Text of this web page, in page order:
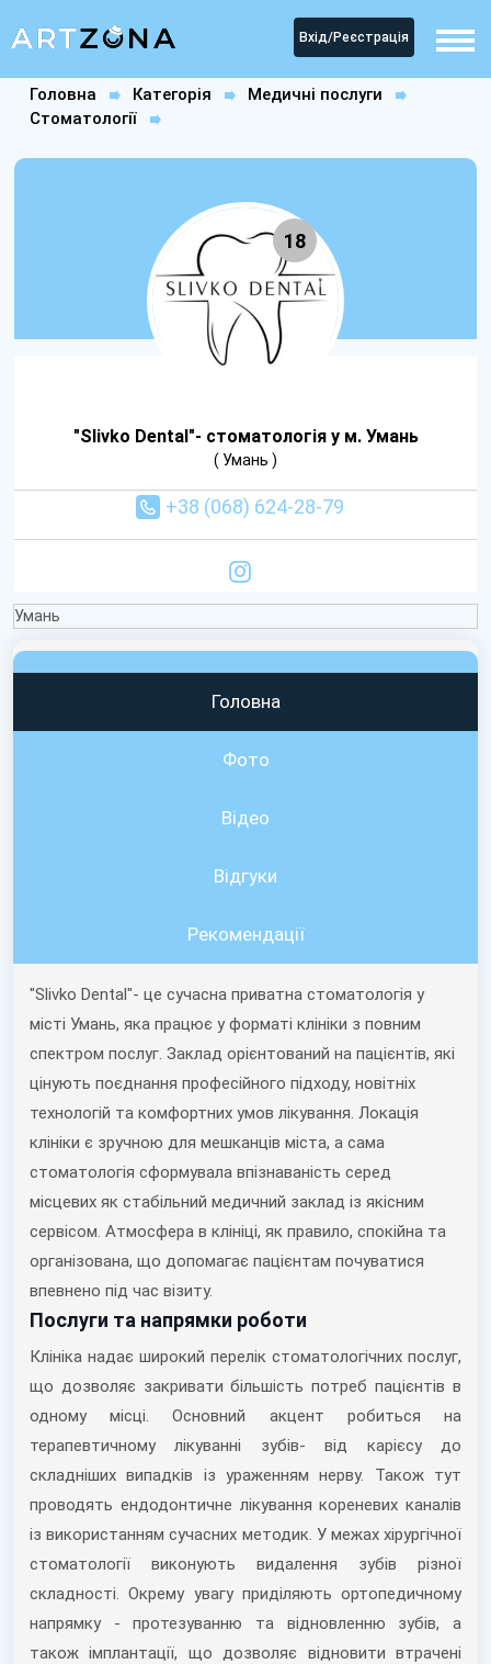
Вхід/Реєстрація
Головна Категорія
Медичні послуги
Стоматології
18
"Slivko Dental"- стоматологія у м. Умань
( Умань )
+38 (068) 624-28-79
Умань
Головна
Фото
Відео
Вiдгуки
Рекомендації
"Slivko Dental"- це сучасна приватна стоматологія у
місті Умань, яка працює у форматі клініки з повним
спектром послуг. Заклад орієнтований на пацієнтів, які
цінують поєднання професійного підходу, новітніх
технологій та комфортних умов лікування. Локація
клініки є зручною для мешканців міста, а сама
стоматологія сформувала впізнаваність серед
місцевих як стабільний медичний заклад із якісним
сервісом. Атмосфера в клініці, як правило, спокійна та
організована, що допомагає пацієнтам почуватися
впевнено під час візиту.
Послуги та напрямки роботи
Клініка надає широкий перелік стоматологічних послуг,
що дозволяє закривати більшість потреб пацієнтів в
одному місці. Основний акцент робиться на
терапевтичному лікуванні зубів- від карієсу до
складніших випадків із ураженням нерву. Також тут
проводять ендодонтичне лікування кореневих каналів
із використанням сучасних методик. У межах хірургічної
стоматології виконують видалення зубів різної
складності. Окрему увагу приділяють ортопедичному
напрямку - протезуванню та відновленню зубів, а
також імплантації, що дозволяє відновити втрачені